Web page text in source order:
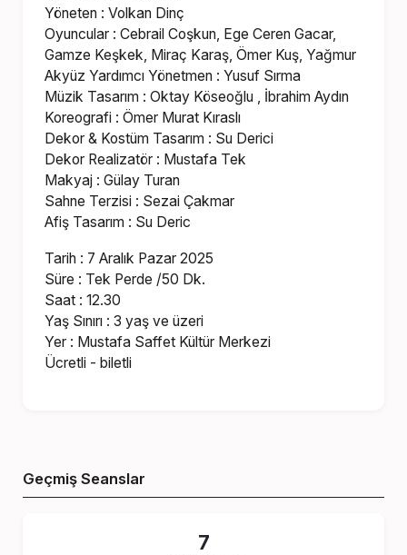
Yöneten : Volkan Dinç
Oyuncular : Cebrail Coşkun, Ege Ceren Gacar,
Gamze Keşkek, Miraç Karaş, Ömer Kuş, Yağmur
Akyüz Yardımcı Yönetmen : Yusuf Sırma
Müzik Tasarım : Oktay Köseoğlu , İbrahim Aydın
Koreografi : Ömer Murat Kıraslı
Dekor & Kostüm Tasarım : Su Derici
Dekor Realizatör : Mustafa Tek
Makyaj : Gülay Turan
Sahne Terzisi : Sezai Çakmar
Afiş Tasarım : Su Deric
Tarih : 7 Aralık Pazar 2025
Süre : Tek Perde /50 Dk.
Saat : 12.30
Yaş Sınırı : 3 yaş ve üzeri
Yer : Mustafa Saffet Kültür Merkezi
Ücretli - biletli
Geçmiş Seanslar
7